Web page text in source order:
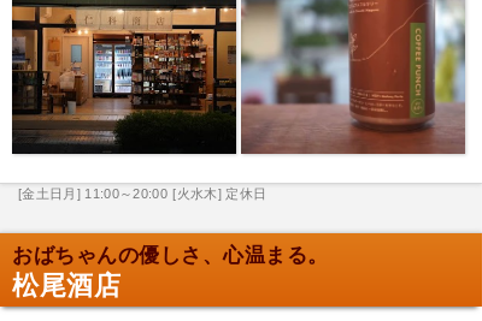
[金土日月] 11:00～20:00 [火水木] 定休日
おばちゃんの優しさ、心温まる。
松尾酒店